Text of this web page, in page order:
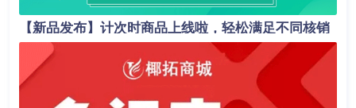
【新品发布】计次时商品上线啦，轻松满足不同核销
场景！